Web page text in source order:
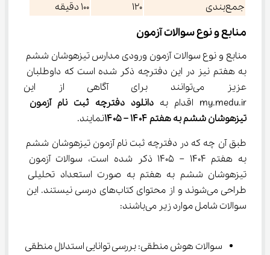
جمع‌بندی
120 100 دقیقه
منابع و نوع سوالات آزمون
منابع و نوع سوالات آزمون ورودی مدارس تیزهوشان ششم
به هفتم نیز در این دفترچه ذکر شده است که داوطلبان
عزیز می‌توانند برای آگاهی از
my.medu.ir اقدام به
دانلود دفترچه ثبت نام آزمون
تیزهوشان ششم به هفتم ۱۴۰۴ – ۱۴۰۵
نمایند.
طبق آن چه که در دفترچه ثبت نام آزمون تیزهوشان ششم
به هفتم 1404 – 1405 ذکر شده است، سوالات آزمون
تیزهوشان ششم به هفتم به صورت استعداد تحلیلی
طراحی می‌شوند و از محتوای کتاب‌های درسی نیستند. این
سوالات شامل موارد زیر می‌باشند:
سوالات هوش منطقی: بررسی توانایی استدلال منطقی